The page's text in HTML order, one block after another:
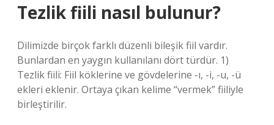
Tezlik fiili nasıl bulunur?
Dilimizde birçok farklı düzenli bileşik fiil vardır.
Bunlardan en yaygın kullanılanı dört türdür. 1)
Tezlik fiili: Fiil köklerine ve gövdelerine -ı, -i, -u, -ü
ekleri eklenir. Ortaya çıkan kelime “vermek” fiiliyle
birleştirilir.